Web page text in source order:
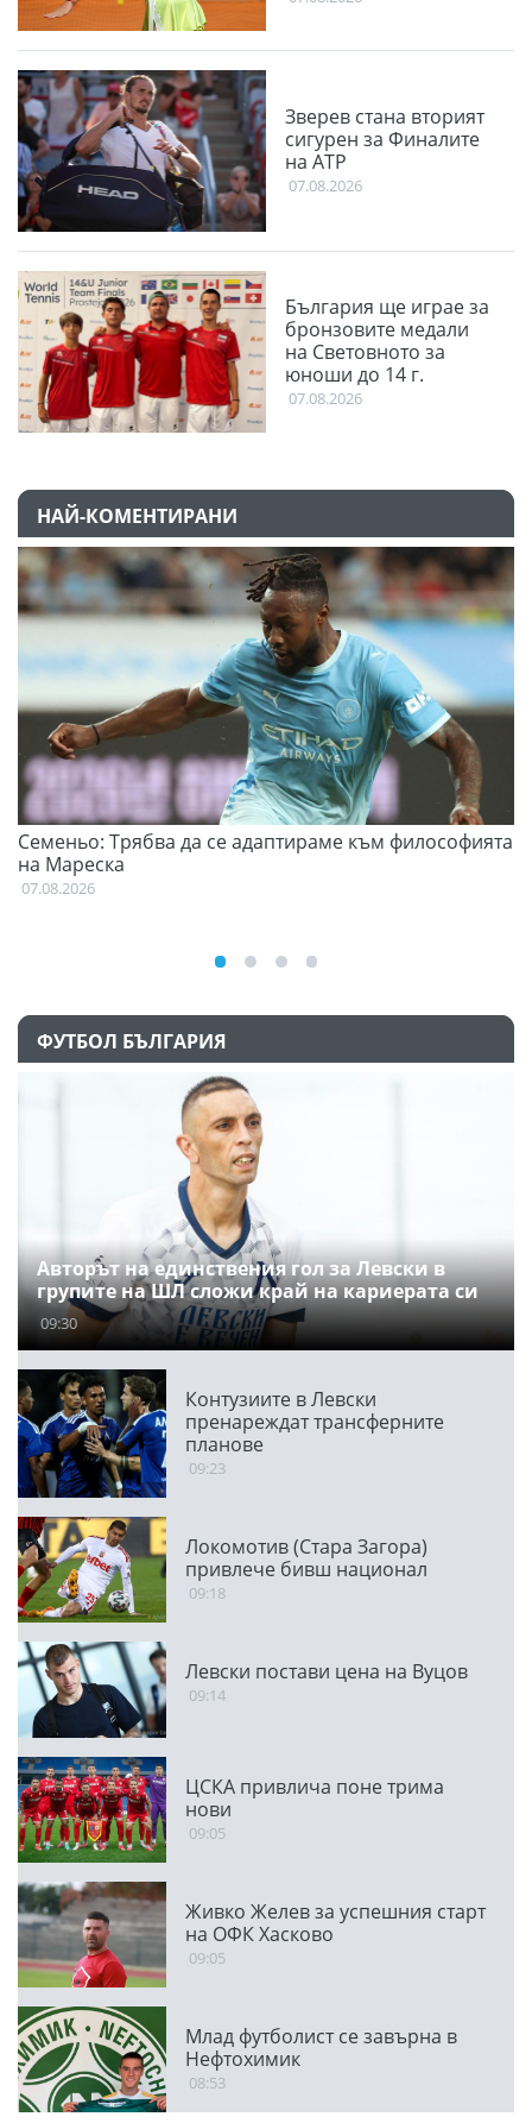
Зверев стана вторият
сигурен за Финалите
на АТР
07.08.2026
България ще играе за
бронзовите медали
на Световното за
юноши до 14 г.
07.08.2026
НАЙ-КОМЕНТИРАНИ
Семеньо: Трябва да се адаптираме към философията
на Мареска
07.08.2026
ФУТБОЛ БЪЛГАРИЯ
Авторът на единствения гол за Левски в
групите на ШЛ сложи край на кариерата си
09:30
Контузиите в Левски
пренареждат трансферните
планове
09:23
Локомотив (Стара Загора)
привлече бивш национал
09:18
Левски постави цена на Вуцов
09:14
ЦСКА привлича поне трима
нови
09:05
Живко Желев за успешния старт
на ОФК Хасково
09:05
Млад футболист се завърна в
Нефтохимик
08:53